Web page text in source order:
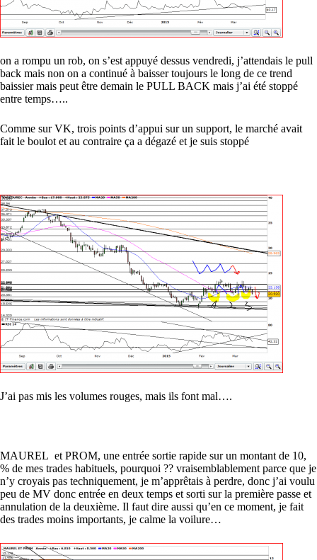
on a rompu un rob, on s’est appuyé dessus vendredi, j’attendais le pull
back mais non on a continué à baisser toujours le long de ce trend
baissier mais peut être demain le PULL BACK mais j’ai été stoppé
entre temps…..
Comme sur VK, trois points d’appui sur un support, le marché avait
fait le boulot et au contraire ça a dégazé et je suis stoppé
J’ai pas mis les volumes rouges, mais ils font mal….
MAUREL et PROM, une entrée sortie rapide sur un montant de 10,
% de mes trades habituels, pourquoi ?? vraisemblablement parce que je
n’y croyais pas techniquement, je m’apprêtais à perdre, donc j’ai voulu
peu de MV donc entrée en deux temps et sorti sur la première passe et
annulation de la deuxième. Il faut dire aussi qu’en ce moment, je fait
des trades moins importants, je calme la voilure…